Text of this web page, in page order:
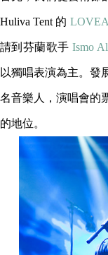
Huliva Tent 的
請到芬蘭歌手Ismo
以獨唱表演為主。發
名音樂人，演唱會的
的地位。